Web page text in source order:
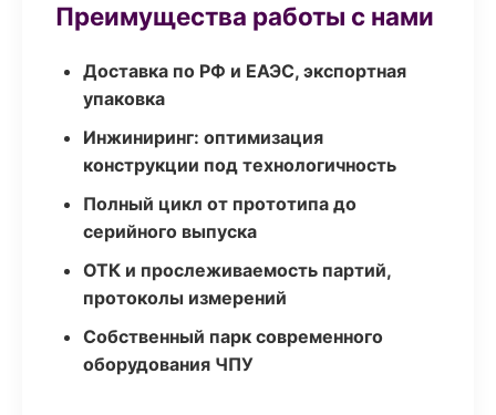
Преимущества работы с нами
Доставка по РФ и ЕАЭС, экспортная
упаковка
Инжиниринг: оптимизация
конструкции под технологичность
Полный цикл от прототипа до
серийного выпуска
ОТК и прослеживаемость партий,
протоколы измерений
Собственный парк современного
оборудования ЧПУ